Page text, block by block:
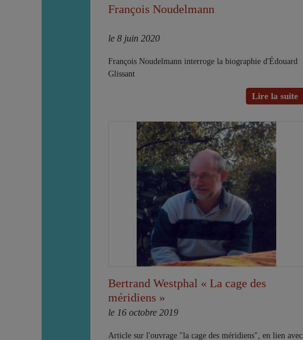
François Noudelmann
le 8 juin 2020
François Noudelmann interroge la biographie d'Édouard
Glissant
Lire la suite
Bertrand Westphal « La cage des
méridiens »
le 16 octobre 2019
Article sur l'ouvrage "la cage des méridiens", en lien avec